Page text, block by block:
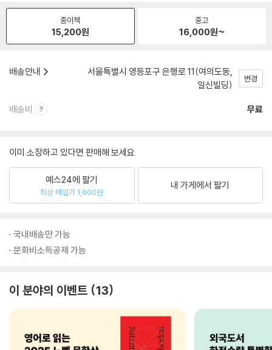
종이책
15,200원
중고
16,000원~
배송안내
서울특별시 영등포구 은행로 11(여의도동,
일신빌딩)
변경
배송비 무료
이미 소장하고 있다면 판매해 보세요.
예스24에 팔기
최상 매입가 1,600원
내 가게에서 팔기
국내배송만 가능
문화비소득공제 가능
이 분야의 이벤트 13